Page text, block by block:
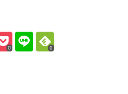
0 0